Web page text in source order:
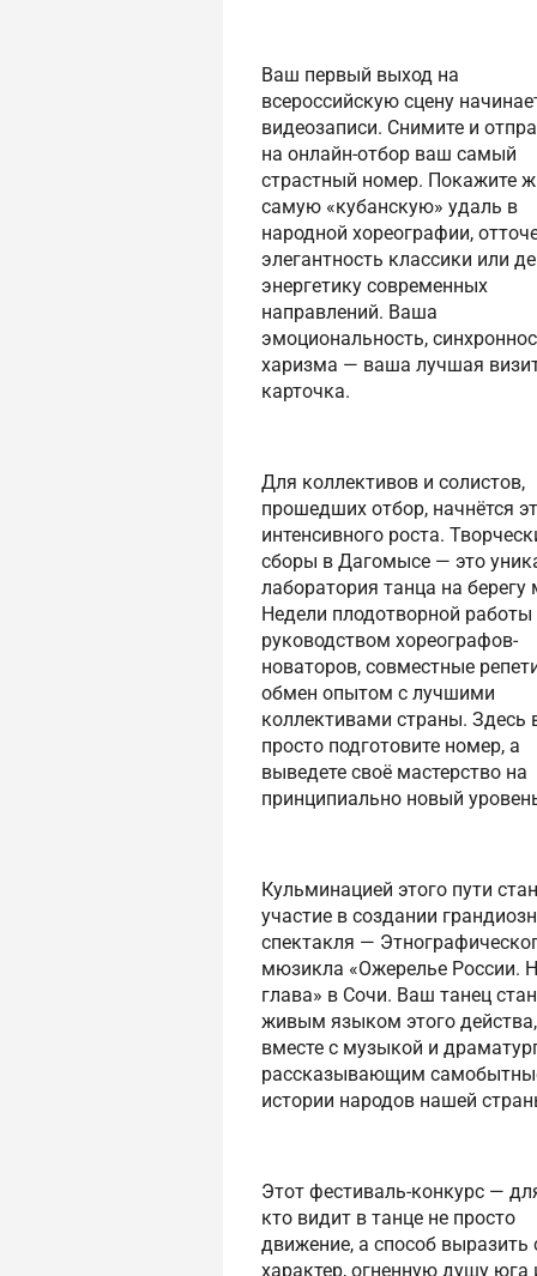
Ваш первый выход на
всероссийскую сцену
видеозаписи. Снимите и
на онлайн-отбор ваш самый
страстный номер. Покажите
самую «кубанскую» удаль в
народной хореографии,
элегантность классики или
энергетику современных
направлений. Ваша
эмоциональность,
харизма — ваша лучшая
карточка.
Для коллективов и солистов,
прошедших отбор, начнётся
интенсивного роста.
сборы в Дагомысе — это
лаборатория танца на берегу
Недели плодотворной работы
руководством хореографов-
новаторов, совместные
обмен опытом с лучшими
коллективами страны. Здесь
просто подготовите номер, а
выведете своё мастерство на
принципиально новый
Кульминацией этого пути
участие в создании
спектакля —
мюзикла «Ожерелье России.
глава» в Сочи. Ваш танец
живым языком этого действа,
вместе с музыкой и
рассказывающим
истории народов нашей
Этот фестиваль-конкурс —
кто видит в танце не просто
движение, а способ выразить
характер, огненную душу юга